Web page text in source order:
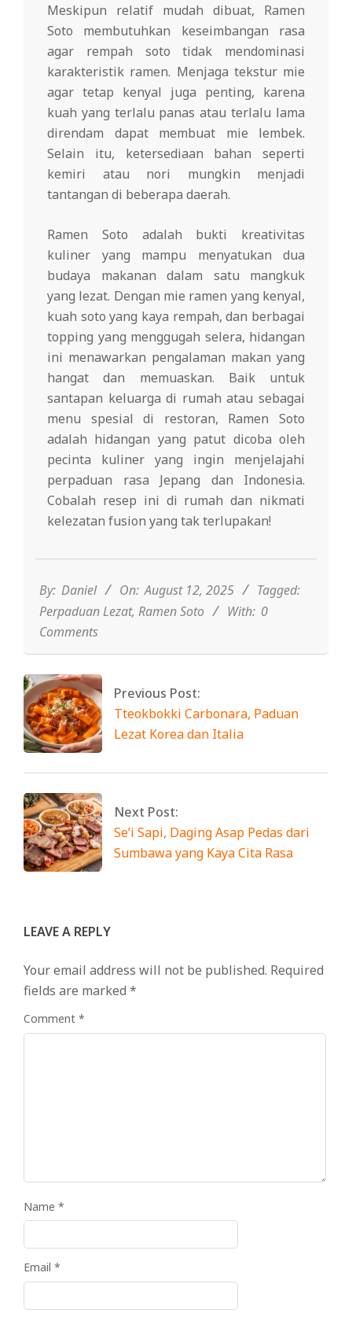
Meskipun relatif mudah dibuat, Ramen
Soto membutuhkan keseimbangan rasa
agar rempah soto tidak mendominasi
karakteristik ramen. Menjaga tekstur mie
agar tetap kenyal juga penting, karena
kuah yang terlalu panas atau terlalu lama
direndam dapat membuat mie lembek.
Selain itu, ketersediaan bahan seperti
kemiri atau nori mungkin menjadi
tantangan di beberapa daerah.
Ramen Soto adalah bukti kreativitas
kuliner yang mampu menyatukan dua
budaya makanan dalam satu mangkuk
yang lezat. Dengan mie ramen yang kenyal,
kuah soto yang kaya rempah, dan berbagai
topping yang menggugah selera, hidangan
ini menawarkan pengalaman makan yang
hangat dan memuaskan. Baik untuk
santapan keluarga di rumah atau sebagai
menu spesial di restoran, Ramen Soto
adalah hidangan yang patut dicoba oleh
pecinta kuliner yang ingin menjelajahi
perpaduan rasa Jepang dan Indonesia.
Cobalah resep ini di rumah dan nikmati
kelezatan fusion yang tak terlupakan!
12
By: Daniel On: August 12, 2025
Tagged:
Perpaduan Lezat, Ramen Soto With: 0
Comments
Previous Post:
Tteokbokki Carbonara, Paduan
Lezat Korea dan Italia
Next Post:
Se’i Sapi, Daging Asap Pedas dari
Sumbawa yang Kaya Cita Rasa
LEAVE A REPLY
Your email address will not be published. Required
fields are marked *
Comment *
Name *
Email *